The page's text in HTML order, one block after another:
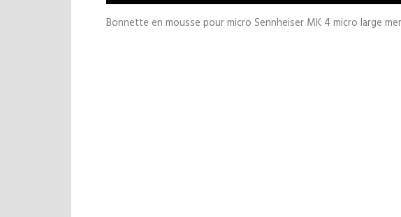
Bonnette en mousse pour micro Sennheiser MK 4 micro large